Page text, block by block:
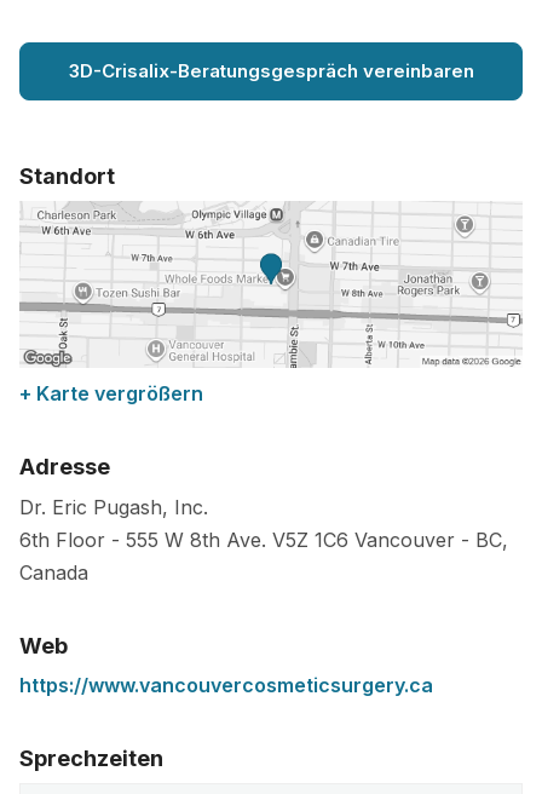
3D-Crisalix-Beratungsgespräch vereinbaren
Standort
+ Karte vergrößern
Adresse
Dr. Eric Pugash, Inc.
6th Floor - 555 W 8th Ave. V5Z 1C6 Vancouver - BC,
Canada
Web
https://www.vancouvercosmeticsurgery.ca
Sprechzeiten